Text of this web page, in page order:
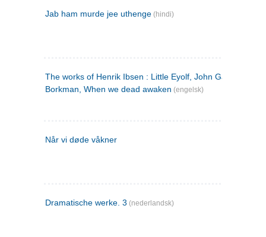
Jab ham murde jee uthenge (hindi)
The works of Henrik Ibsen : Little Eyolf, John Gabriel
Borkman, When we dead awaken (engelsk)
Når vi døde våkner
Dramatische werke. 3 (nederlandsk)